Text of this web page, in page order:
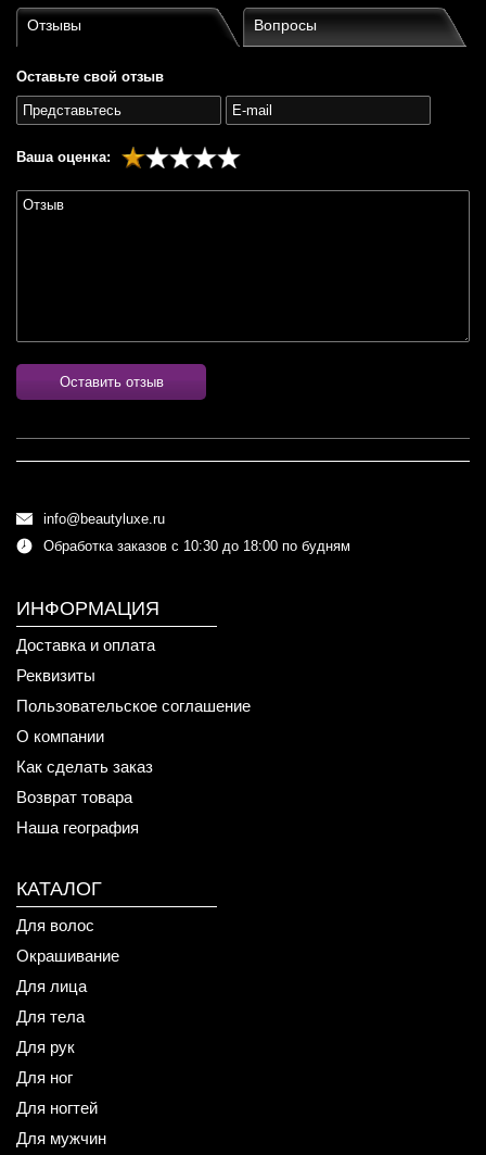
Отзывы Вопросы
Оставьте свой отзыв
Ваша оценка:
Оставить отзыв
info@beautyluxe.ru
Обработка заказов с 10:30 до 18:00 по будням
ИНФОРМАЦИЯ
Доставка и оплата
Реквизиты
Пользовательское соглашение
О компании
Как сделать заказ
Возврат товара
Наша география
КАТАЛОГ
Для волос
Окрашивание
Для лица
Для тела
Для рук
Для ног
Для ногтей
Для мужчин